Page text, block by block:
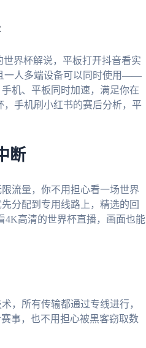
界杯解说，平板打开抖音看实
一人多端设备可以同时使用——
机、平板同时加速，满足你在
手机刷小红书的赛后分析，平
断
流量，你不用担心看一场世界
分配到专用线路上，精选的回
高清的世界杯直播，画面也能
，所有传输都通过专线进行，
事，也不用担心被黑客窃取数